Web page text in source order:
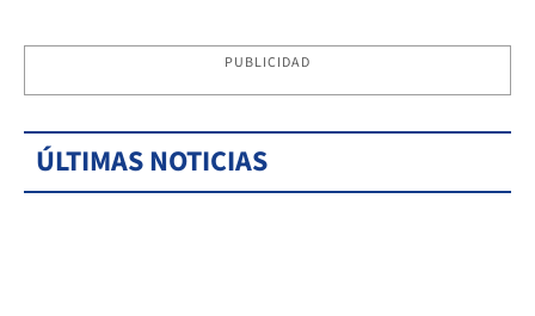
PUBLICIDAD
ÚLTIMAS NOTICIAS